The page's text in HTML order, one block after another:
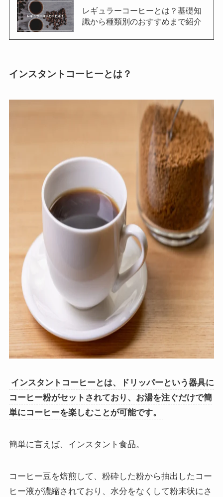
レギュラーコーヒーとは？基礎知
識から種類別のおすすめまで紹介
インスタントコーヒーとは？
インスタントコーヒーとは、ドリッパーという器具に
コーヒー粉がセットされており、お湯を注ぐだけで簡
単にコーヒーを楽しむことが可能です。
簡単に言えば、インスタント食品。
コーヒー豆を焙煎して、粉砕した粉から抽出したコー
ヒー液が濃縮されており、水分をなくして粉末状にさ